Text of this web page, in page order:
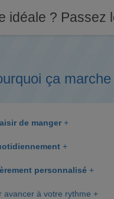
idéale ?
ça
de manger +
+
personnalisé +
avancer à votre rythme +